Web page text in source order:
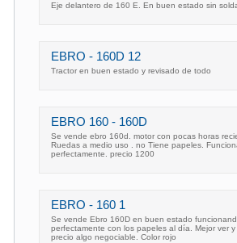
Eje delantero de 160 E. En buen estado sin
EBRO - 160D 12
Tractor en buen estado y revisado de todo
EBRO 160 - 160D
Se vende ebro 160d. motor con pocas horas
Ruedas a medio uso . no Tiene papeles.
perfectamente. precio 1200
EBRO - 160 1
Se vende Ebro 160D en buen estado
perfectamente con los papeles al día. Mejor ver y
precio algo negociable. Color rojo